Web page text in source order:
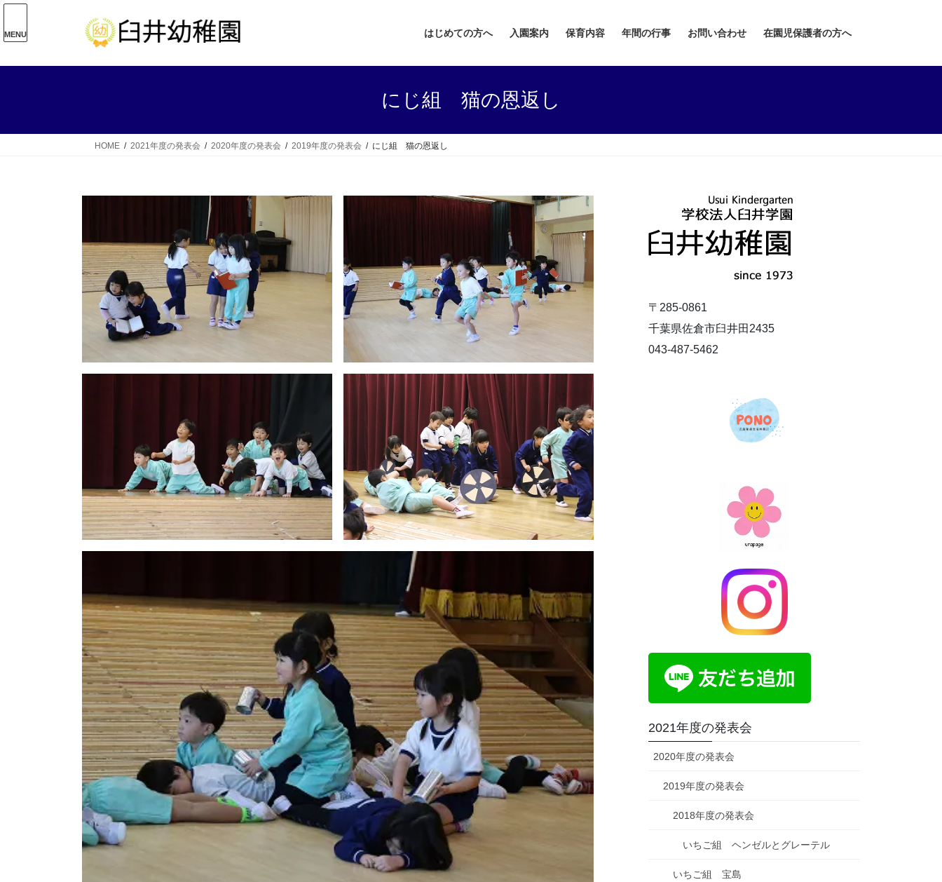
コ
テ
ナ
ゲ
はじめての方へ 入園案内 保育内容 年間の行事 お問い合わせ 在園児保護者の方へ
にじ組 猫の恩返し
HOME 2021年度の発表会 2020年度の発表会 2019年度の発表会 にじ組 猫の恩返し
〒285-0861
千葉県佐倉市臼井田2435
043-487-5462
2021年度の発表会
2020年度の発表会
2019年度の発表会
2018年度の発表会
いちご組 ヘンゼルとグレーテル
いちご組 宝島
MENU